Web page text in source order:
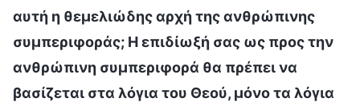
αυτή η θεμελιώδης αρχή της ανθρώπινης
συμπεριφοράς; Η επιδίωξή σας ως προς την
ανθρώπινη συμπεριφορά θα πρέπει να
βασίζεται στα λόγια του Θεού, μόνο τα λόγια